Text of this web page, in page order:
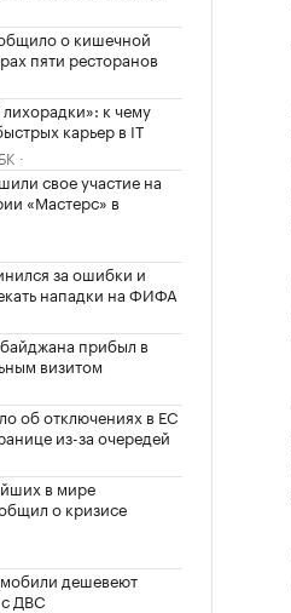
о кишечной
пяти ресторанов
к чему
карьер в IT
свое участие на
«Мастерс» в
за ошибки и
нападки на ФИФА
прибыл в
визитом
об отключениях в ЕС
из-за очередей
в мире
о кризисе
дешевеют
ДВС